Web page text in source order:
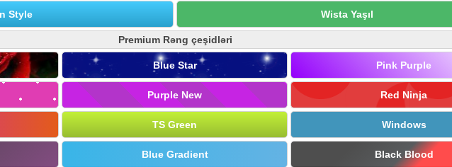
Style Wista Yaşıl
Premium Rəng çeşidləri
Blue Star Pink Purple
Purple New Red Ninja
TS Green Windows
Blue Gradient Black Blood